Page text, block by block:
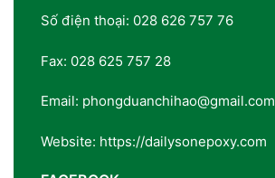
Số điện thoại: 028 626 757 76
Fax: 028 625 757 28
Email: phongduanchihao@gmail.com
Website: https://dailysonepoxy.com